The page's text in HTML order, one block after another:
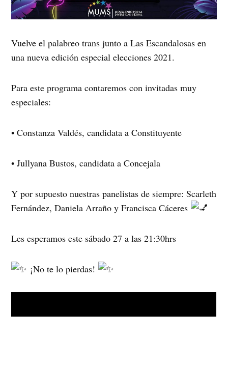
Vuelve el palabreo trans junto a Las Escandalosas en
una nueva edición especial elecciones 2021.
Para este programa contaremos con invitadas muy
especiales:
• Constanza Valdés, candidata a Constituyente
• Jullyana Bustos, candidata a Concejala
Y por supuesto nuestras panelistas de siempre: Scarleth
Fernández, Daniela Arraño y Francisca Cáceres
Les esperamos este sábado 27 a las 21:30hrs
¡No te lo pierdas!